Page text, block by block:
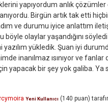
yapıyordum anlık
Birgün artık tak etti
ve durumu iyice anlattım
böyle olaylar yaşandığını
yazılım yükledik. Şuan iyi
inanılmaz ısınıyor ve fanlar
yapacak bir şey yok galiba.
Yeni Kullanıcı (140 puan)